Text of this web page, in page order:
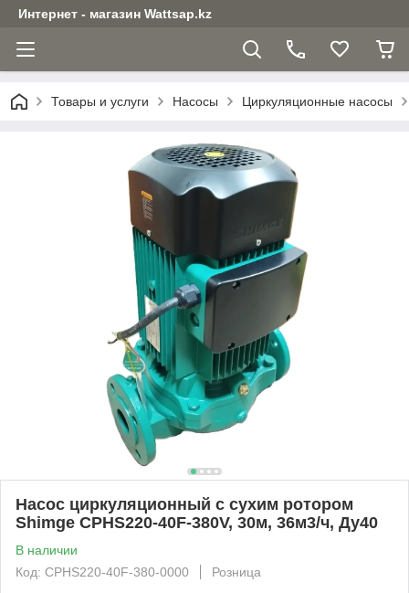
Интернет - магазин Wattsap.kz
Товары и услуги Насосы Циркуляционные насосы
Насос циркуляционный c сухим ротором
Shimge CPHS220-40F-380V, 30м, 36м3/ч, Ду40
В наличии
Код: CPHS220-40F-380-0000
Розница